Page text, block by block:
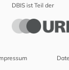
DBIS ist Teil der